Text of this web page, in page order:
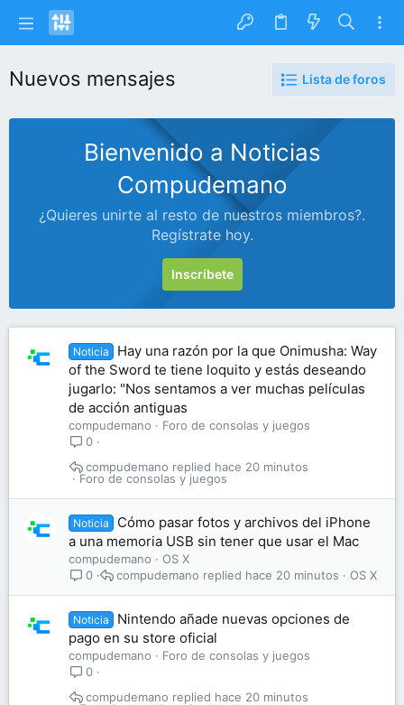
Nuevos mensajes Lista de foros
Bienvenido a Noticias
Compudemano
¿Quieres unirte al resto de nuestros miembros?.
Regístrate hoy.
Inscríbete
Noticia
Hay una razón por la que Onimusha: Way
of the Sword te tiene loquito y estás deseando
jugarlo: "Nos sentamos a ver muchas películas
de acción antiguas
compudemano
Foro de consolas y juegos
0
Foro de consolas y juegos
hace 20 minutos
compudemano
Noticia
Cómo pasar fotos y archivos del iPhone
a una memoria USB sin tener que usar el Mac
compudemano
OS X
0
OS X
hace 20 minutos
compudemano
Noticia
Nintendo añade nuevas opciones de
pago en su store oficial
compudemano
Foro de consolas y juegos
0
hace 20 minutos
compudemano